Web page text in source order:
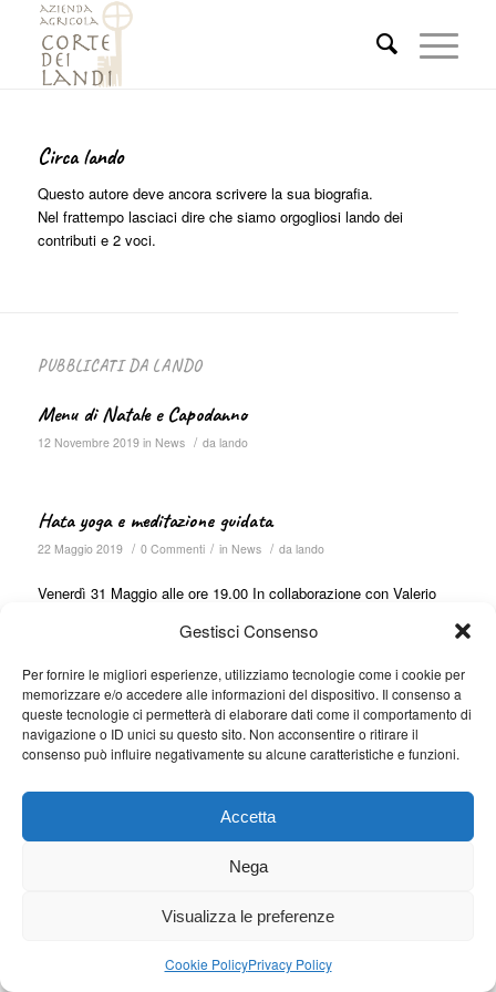
Gestisci Consenso
Per fornire le migliori esperienze, utilizziamo tecnologie come i cookie per
memorizzare e/o accedere alle informazioni del dispositivo. Il consenso a
queste tecnologie ci permetterà di elaborare dati come il comportamento di
navigazione o ID unici su questo sito. Non acconsentire o ritirare il
consenso può influire negativamente su alcune caratteristiche e funzioni.
Accetta
Nega
Visualizza le preferenze
Cookie PolicyPrivacy Policy
Circalando
Questo autore deve ancora scrivere la sua biografia.
Nel frattempo lasciaci dire che siamo orgogliosi landodei
contributi e 2 voci.
PUBBLICATI DA LANDO
Menu di Natale e Capodanno
12 Novembre 2019 in News / da lando
Hata yoga e meditazione guidata
22 Maggio 2019 / 0 Commenti / in News / da lando
Venerdì 31 Maggio alle ore 19.00 In collaborazione con Valerio
agriturismo Info e prenotazioni al numero 339 4849498 anche via
02000260352 | Codice regione (CIR) 035033-AG-00003 | CIN: